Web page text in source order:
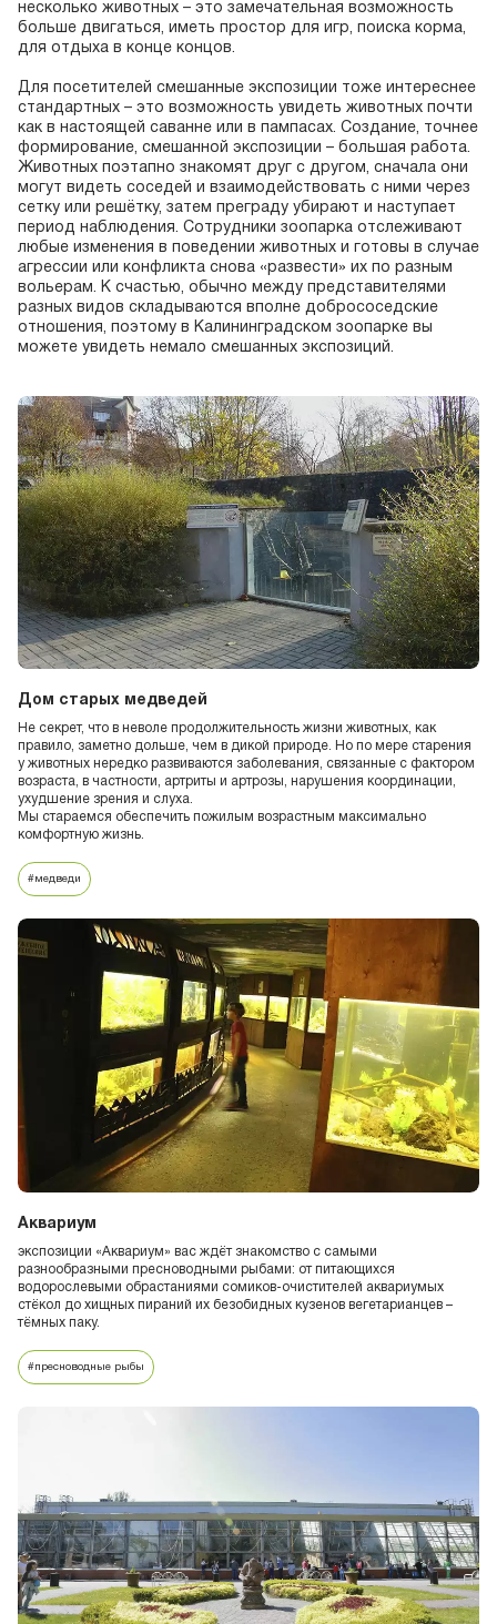
несколько животных – это замечательная возможность
больше двигаться, иметь простор для игр, поиска корма,
для отдыха в конце концов.
Для посетителей смешанные экспозиции тоже интереснее
стандартных – это возможность увидеть животных почти
как в настоящей саванне или в пампасах. Создание, точнее
формирование, смешанной экспозиции – большая работа.
Животных поэтапно знакомят друг с другом, сначала они
могут видеть соседей и взаимодействовать с ними через
сетку или решётку, затем преграду убирают и наступает
период наблюдения. Сотрудники зоопарка отслеживают
любые изменения в поведении животных и готовы в случае
агрессии или конфликта снова «развести» их по разным
вольерам. К счастью, обычно между представителями
разных видов складываются вполне добрососедские
отношения, поэтому в Калининградском зоопарке вы
можете увидеть немало смешанных экспозиций.
Дом старых медведей
Не секрет, что в неволе продолжительность жизни животных, как
правило, заметно дольше, чем в дикой природе. Но по мере старения
у животных нередко развиваются заболевания, связанные с фактором
возраста, в частности, артриты и артрозы, нарушения координации,
ухудшение зрения и слуха.
Мы стараемся обеспечить пожилым возрастным максимально
комфортную жизнь.
#медведи
Аквариум
экспозиции «Аквариум» вас ждёт знакомство с самыми
разнообразными пресноводными рыбами: от питающихся
водорослевыми обрастаниями сомиков-очистителей аквариумых
стёкол до хищных пираний их безобидных кузенов вегетарианцев –
тёмных паку.
#пресноводные рыбы